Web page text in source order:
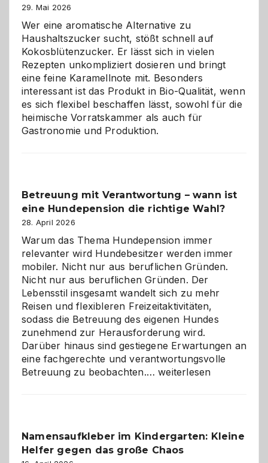
für
Hunde
im
eigenen
Zuhause
29. Mai 2026
Wer eine aromatische Alternative zu
Haushaltszucker sucht, stößt schnell auf
Kokosblütenzucker. Er lässt sich in vielen
Rezepten unkompliziert dosieren und bringt
eine feine Karamellnote mit. Besonders
interessant ist das Produkt in Bio-Qualität, wenn
es sich flexibel beschaffen lässt, sowohl für die
heimische Vorratskammer als auch für
Gastronomie und Produktion.
Betreuung mit Verantwortung – wann ist
eine Hundepension die richtige Wahl?
28. April 2026
Warum das Thema Hundepension immer
relevanter wird Hundebesitzer werden immer
mobiler. Nicht nur aus beruflichen Gründen.
Nicht nur aus beruflichen Gründen. Der
Lebensstil insgesamt wandelt sich zu mehr
Reisen und flexibleren Freizeitaktivitäten,
sodass die Betreuung des eigenen Hundes
zunehmend zur Herausforderung wird.
Darüber hinaus sind gestiegene Erwartungen an
eine fachgerechte und verantwortungsvolle
Betreuung zu beobachten.…Betreuung
ist
eine
weiterlesen
Namensaufkleber im Kindergarten: Kleine
Helfer gegen das große Chaos